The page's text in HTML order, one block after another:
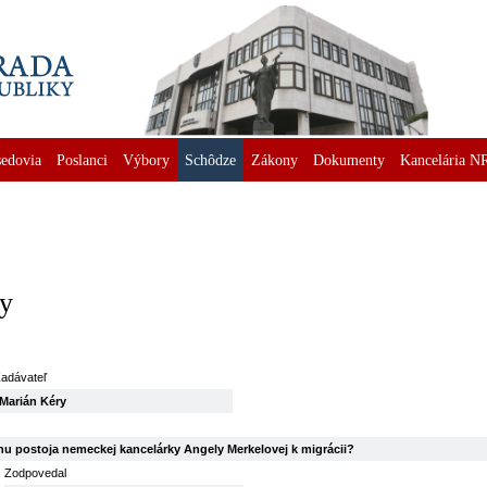
Poslanci Výbory Schôdze Zákony Dokumenty Kancelária
Marián Kéry
postoja nemeckej kancelárky Angely Merkelovej k migrácii?
Zodpovedal